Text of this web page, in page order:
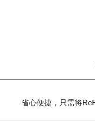
省心便捷，只需将